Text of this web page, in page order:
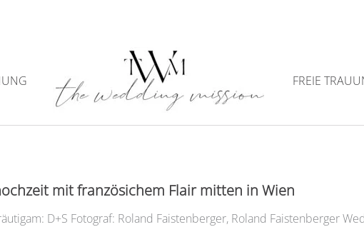
FREIE
Hochzeitsmenü
mit französichem Flair mitten in Wien
D+S Fotograf: Roland Faistenberger, Roland Faistenberger